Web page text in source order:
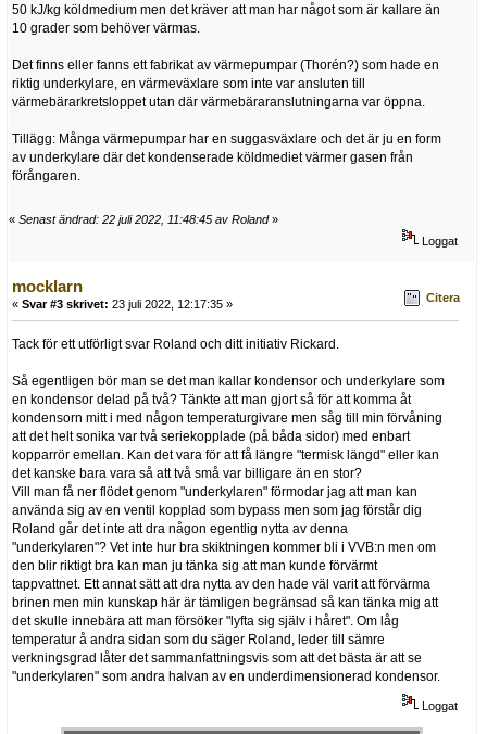
50 kJ/kg köldmedium men det kräver att man har något som är kallare än
10 grader som behöver värmas.
Det finns eller fanns ett fabrikat av värmepumpar (Thorén?) som hade en
riktig underkylare, en värmeväxlare som inte var ansluten till
värmebärarkretsloppet utan där värmebäraranslutningarna var öppna.
Tillägg: Många värmepumpar har en suggasväxlare och det är ju en form
av underkylare där det kondenserade köldmediet värmer gasen från
förångaren.
« Senast ändrad: 22 juli 2022, 11:48:45 av Roland»
Loggat
mocklarn
« Svar #3 skrivet: 23 juli 2022, 12:17:35 » Citera
Tack för ett utförligt svar Roland och ditt initiativ Rickard.
Så egentligen bör man se det man kallar kondensor och underkylare som
en kondensor delad på två? Tänkte att man gjort så för att komma åt
kondensorn mitt i med någon temperaturgivare men såg till min förvåning
att det helt sonika var två seriekopplade (på båda sidor) med enbart
kopparrör emellan. Kan det vara för att få längre "termisk längd" eller kan
det kanske bara vara så att två små var billigare än en stor?
Vill man få ner flödet genom "underkylaren" förmodar jag att man kan
använda sig av en ventil kopplad som bypass men som jag förstår dig
Roland går det inte att dra någon egentlig nytta av denna
"underkylaren"? Vet inte hur bra skiktningen kommer bli i VVB:n men om
den blir riktigt bra kan man ju tänka sig att man kunde förvärmt
tappvattnet. Ett annat sätt att dra nytta av den hade väl varit att förvärma
brinen men min kunskap här är tämligen begränsad så kan tänka mig att
det skulle innebära att man försöker "lyfta sig själv i håret". Om låg
temperatur å andra sidan som du säger Roland, leder till sämre
verkningsgrad låter det sammanfattningsvis som att det bästa är att se
"underkylaren" som andra halvan av en underdimensionerad kondensor.
Loggat